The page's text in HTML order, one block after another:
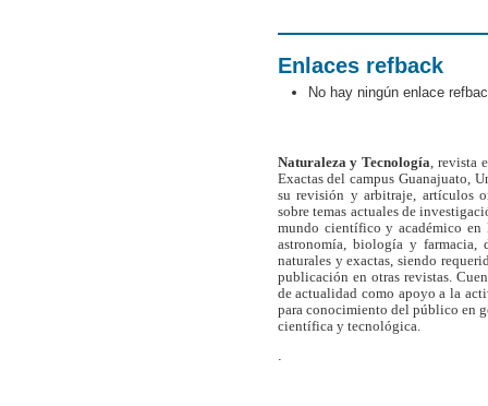
Enlaces refback
No hay ningún enlace
Naturaleza y Tecnología, revista
Exactas del campus Guanajuato,
su revisión y arbitraje, artículos
sobre temas actuales de
mundo científico y académico en
astronomía, biología y farmacia,
naturales y exactas, siendo
publicación en otras revistas.
de actualidad como apoyo a la
para conocimiento del público en
científica y tecnológica.
.